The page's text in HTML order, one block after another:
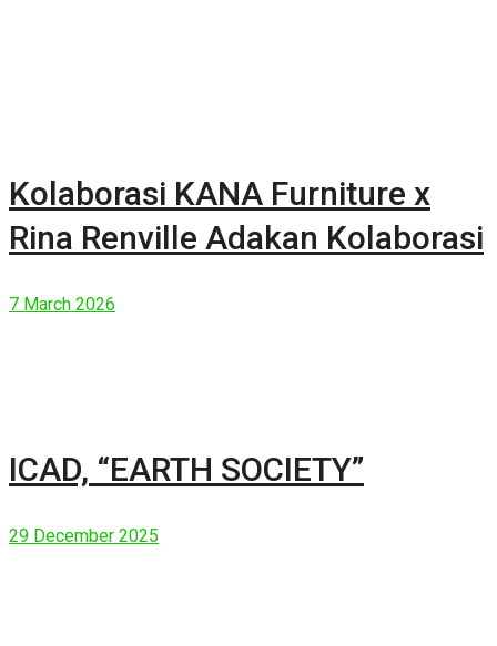
Kolaborasi KANA Furniture x
Rina Renville Adakan Kolaborasi
7 March 2026
ICAD, “EARTH SOCIETY”
29 December 2025